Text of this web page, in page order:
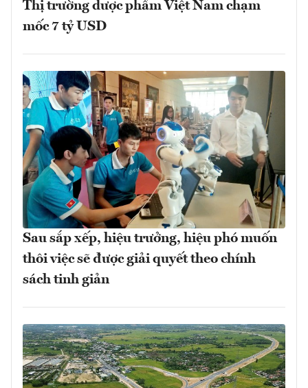
Thị trường dược phẩm Việt Nam chạm
mốc 7 tỷ USD
Sau sắp xếp, hiệu trưởng, hiệu phó muốn
thôi việc sẽ được giải quyết theo chính
sách tinh giản